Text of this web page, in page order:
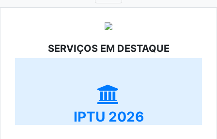
SERVIÇOS EM DESTAQUE
IPTU 2026